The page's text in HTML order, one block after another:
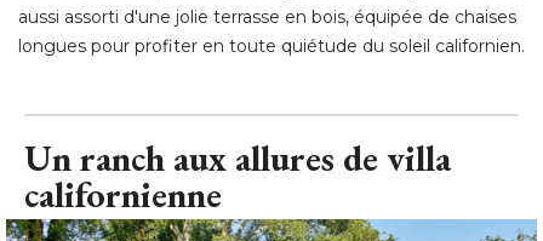
aussi assorti d'une jolie terrasse en bois, équipée de chaises
longues pour profiter en toute quiétude du soleil californien.
Un ranch aux allures de villa
californienne